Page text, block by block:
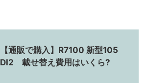
【通販で購入】R7100 新型105
DI2 載せ替え費用はいくら?